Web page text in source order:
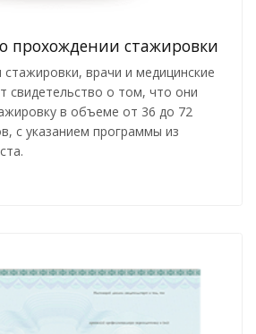
прохождении стажировки
врачи и медицинские
свидетельство о том, что они
в объеме от 36 до 72
с указанием программы из